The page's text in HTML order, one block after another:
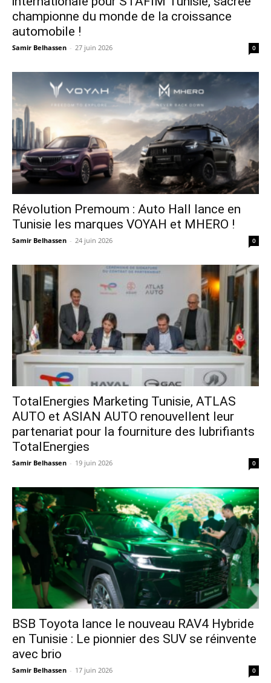
championne du monde de la croissance
automobile !
Samir Belhassen - 27 juin 2026 0
Révolution Premoum : Auto Hall lance en
Tunisie les marques VOYAH et MHERO !
Samir Belhassen - 24 juin 2026 0
TotalEnergies Marketing Tunisie, ATLAS
AUTO et ASIAN AUTO renouvellent leur
partenariat pour la fourniture des lubrifiants
TotalEnergies
Samir Belhassen - 19 juin 2026 0
​BSB Toyota lance le nouveau RAV4 Hybride
en Tunisie : Le pionnier des SUV se réinvente
avec brio
Samir Belhassen - 17 juin 2026 0